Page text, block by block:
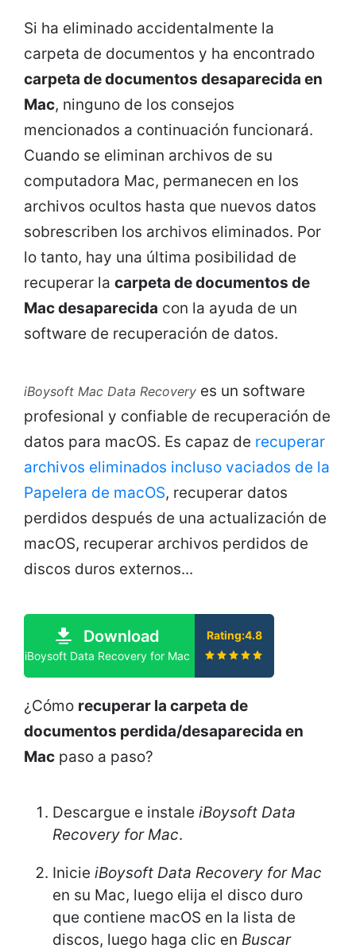
Si ha eliminado accidentalmente la
carpeta de documentos y ha encontrado
carpeta de documentos desaparecida en
Mac, ninguno de los consejos
mencionados a continuación funcionará.
Cuando se eliminan archivos de su
computadora Mac, permanecen en los
archivos ocultos hasta que nuevos datos
sobrescriben los archivos eliminados. Por
lo tanto, hay una última posibilidad de
recuperar la carpeta de documentos de
Mac desaparecida con la ayuda de un
software de recuperación de datos.
iBoysoft Mac Data Recovery es un software
profesional y confiable de recuperación de
datos para macOS. Es capaz de recuperar
archivos eliminados incluso vaciados de la
Papelera de macOS, recuperar datos
perdidos después de una actualización de
macOS, recuperar archivos perdidos de
discos duros externos...
Download
iBoysoft Data Recovery for Mac
Rating:4.8
¿Cómo recuperar la carpeta de
documentos perdida/desaparecida en
Mac paso a paso?
Descargue e instale iBoysoft Data
Recovery for Mac.
Inicie iBoysoft Data Recovery for Mac
en su Mac, luego elija el disco duro
que contiene macOS en la lista de
discos, luego haga clic en Buscar